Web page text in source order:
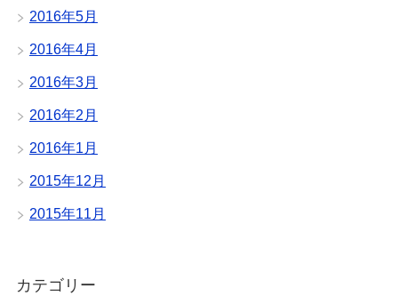
2016年5月
2016年4月
2016年3月
2016年2月
2016年1月
2015年12月
2015年11月
カテゴリー